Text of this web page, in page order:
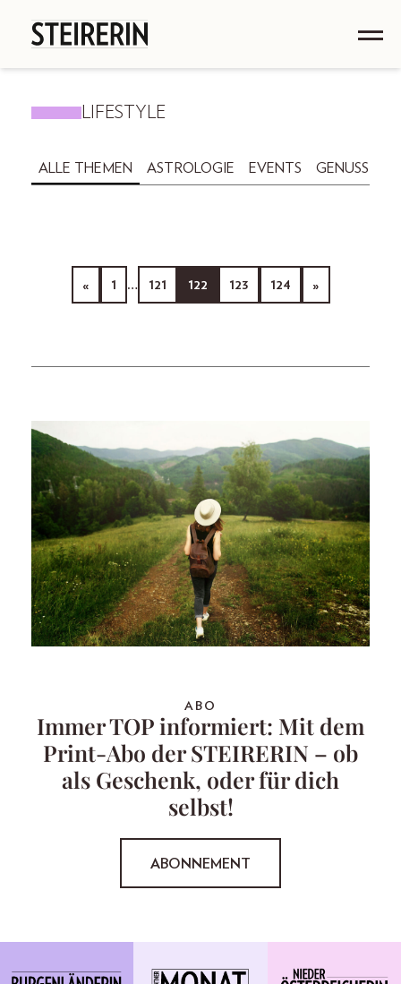
LIFESTYLE
ALLE THEMEN ASTROLOGIE EVENTS GENUSS
« 1 … 121 122 123 124 »
ABO
Immer TOP informiert: Mit dem
Print-Abo der STEIRERIN – ob
als Geschenk, oder für dich
selbst!
ABONNEMENT